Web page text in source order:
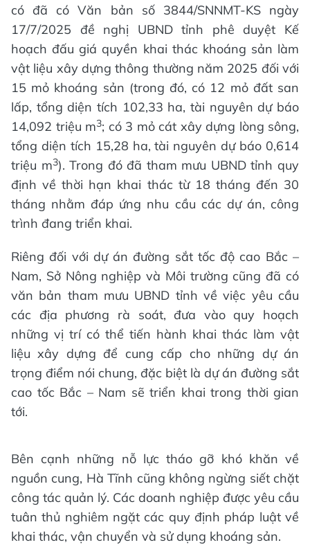
có đã có Văn bản số 3844/SNNMT-KS ngày
17/7/2025 đề nghị UBND tỉnh phê duyệt Kế
hoạch đấu giá quyền khai thác khoáng sản làm
vật liệu xây dựng thông thường năm 2025 đối với
15 mỏ khoáng sản (trong đó, có 12 mỏ đất san
lấp, tổng diện tích 102,33 ha, tài nguyên dự báo
14,092 triệu m3; có 3 mỏ cát xây dựng lòng sông,
tổng diện tích 15,28 ha, tài nguyên dự báo 0,614
triệu m3). Trong đó đã tham mưu UBND tỉnh quy
định về thời hạn khai thác từ 18 tháng đến 30
tháng nhằm đáp ứng nhu cầu các dự án, công
trình đang triển khai.
Riêng đối với dự án đường sắt tốc độ cao Bắc –
Nam, Sở Nông nghiệp và Môi trường cũng đã có
văn bản tham mưu UBND tỉnh về việc yêu cầu
các địa phương rà soát, đưa vào quy hoạch
những vị trí có thể tiến hành khai thác làm vật
liệu xây dựng để cung cấp cho những dự án
trọng điểm nói chung, đặc biệt là dự án đường sắt
cao tốc Bắc – Nam sẽ triển khai trong thời gian
tới.
Bên cạnh những nỗ lực tháo gỡ khó khăn về
nguồn cung, Hà Tĩnh cũng không ngừng siết chặt
công tác quản lý. Các doanh nghiệp được yêu cầu
tuân thủ nghiêm ngặt các quy định pháp luật về
khai thác, vận chuyển và sử dụng khoáng sản.